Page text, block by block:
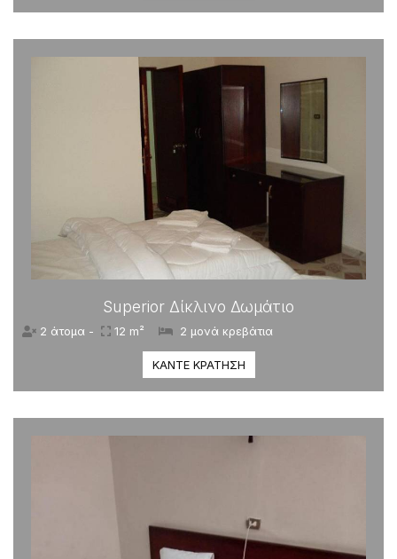
Superior Δίκλινο Δωμάτιο
2 άτομα - 12 m² 2 μονά κρεβάτια
ΚΆΝΤΕ ΚΡΆΤΗΣΗ